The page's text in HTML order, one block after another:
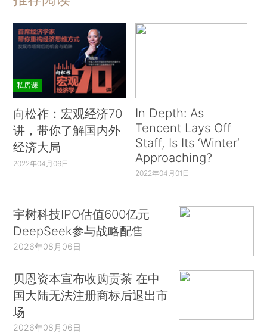
私房课
向松祚：宏观经济70
讲，带你了解国内外
经济大局
2022年04月06日
In Depth: As
Tencent Lays Off
Staff, Is Its ‘Winter’
Approaching?
2022年04月01日
宇树科技IPO估值600亿元
DeepSeek参与战略配售
2026年08月06日
贝恩资本宣布收购贡茶 在中
国大陆无法注册商标后退出市
场
2026年08月06日